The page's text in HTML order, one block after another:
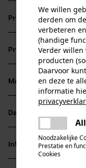
Productvoordelen
Knoppen
Geen ingroeien
schors
Vele jaren te
Productinformatie
Productdetails
Activiteitstype
wegjagen
Leeftijdsgroep
Materiaal &
Materiaal
Hoofdmateriaal
kunststof
Datasheets
Informatie van de
We willen
derden om
verbeteren
(handige
Verder willen
producten
Daarvoor
en deze te
informatie
Noodzakelijke
Prestatie en
Cookies
Er is een
hetdelen
mail